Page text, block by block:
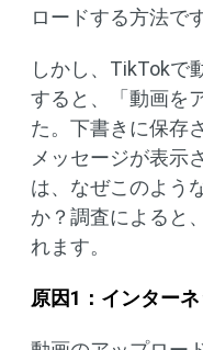
ロードする方法です
しかし、TikTokで
すると、「動画を
た。下書きに保存
メッセージが表示
は、なぜこのよう
か？調査によると
れます。
原因1 ：インター